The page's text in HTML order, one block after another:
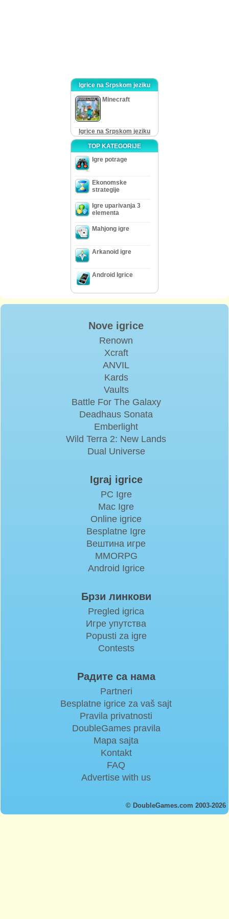
Igrice na Srpskom jeziku
Minecraft
Igrice na Srpskom jeziku
TOP KATEGORIJE
Igre potrage
Ekonomske
strategije
Igre uparivanja 3
elementa
Mahjong igre
Arkanoid igre
Android Igrice
Nove igrice
Renown
Xcraft
ANVIL
Kards
Vaults
Battle For The Galaxy
Deadhaus Sonata
Emberlight
Wild Terra 2: New Lands
Dual Universe
Igraj igrice
PC Igre
Mac Igre
Online igrice
Besplatne Igre
Вештина игре
MMORPG
Android Igrice
Брзи линкови
Pregled igrica
Игре упутства
Popusti za igre
Contests
Радите са нама
Partneri
Besplatne igrice za vaš sajt
Pravila privatnosti
DoubleGames pravila
Mapa sajta
Kontakt
FAQ
Advertise with us
© DoubleGames.com 2003-2026